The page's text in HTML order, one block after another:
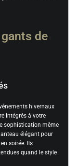
de
hivernaux
intégrés à votre
sophistication même
élégant pour
soirée. Ils
quand le style